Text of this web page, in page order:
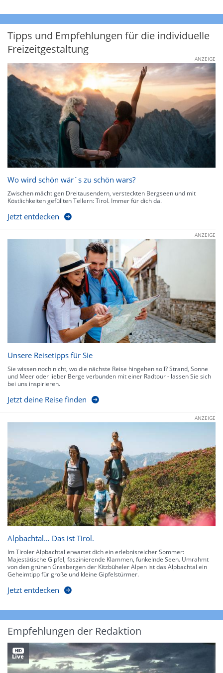
Tipps und Empfehlungen für die individuelle
Freizeitgestaltung
ANZEIGE
Wo wird schön wär`s zu schön wars?
Zwischen mächtigen Dreitausendern, versteckten Bergseen und mit
Köstlichkeiten gefüllten Tellern: Tirol. Immer für dich da.
Jetzt entdecken
ANZEIGE
Unsere Reisetipps für Sie
Sie wissen noch nicht, wo die nächste Reise hingehen soll? Strand, Sonne
und Meer oder lieber Berge verbunden mit einer Radtour - lassen Sie sich
bei uns inspirieren.
Jetzt deine Reise finden
ANZEIGE
Alpbachtal… Das ist Tirol.
Im Tiroler Alpbachtal erwartet dich ein erlebnisreicher Sommer:
Majestätische Gipfel, faszinierende Klammen, funkelnde Seen. Umrahmt
von den grünen Grasbergen der Kitzbüheler Alpen ist das Alpbachtal ein
Geheimtipp für große und kleine Gipfelstürmer.
Jetzt entdecken
Empfehlungen der Redaktion